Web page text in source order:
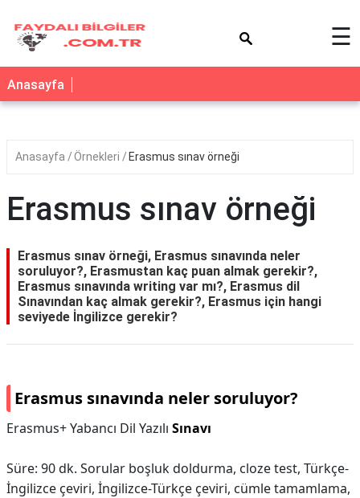
☰
Anasayfa
Anasayfa Örnekleri Erasmus sınav örneği
Erasmus sınav örneği
Erasmus sınav örneği, Erasmus sınavında neler
soruluyor?, Erasmustan kaç puan almak gerekir?,
Erasmus sınavında writing var mı?, Erasmus dil
Sınavından kaç almak gerekir?, Erasmus için hangi
seviyede İngilizce gerekir?
Erasmus sınavında neler soruluyor?
Erasmus+ Yabancı Dil Yazılı Sınavı
Süre: 90 dk. Sorular boşluk doldurma, cloze test, Türkçe-
İngilizce çeviri, İngilizce-Türkçe çeviri, cümle tamamlama,